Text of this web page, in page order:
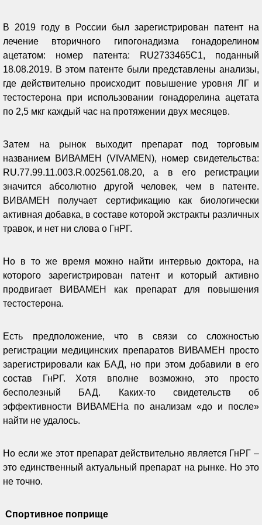
В 2019 году в России был зарегистрирован патент на
лечение вторичного гипогонадизма гонадорелином
ацетатом: номер патента: RU2733465C1, поданный
18.08.2019. В этом патенте были представлены анализы,
где действительно происходит повышение уровня ЛГ и
тестостерона при использовании гонадорелина ацетата
по 2,5 мкг каждый час на протяжении двух месяцев.
Затем на рынок выходит препарат под торговым
названием ВИВАМЕН (VIVAMEN), номер свидетельства:
RU.77.99.11.003.R.002561.08.20, а в его регистрации
значится абсолютно другой человек, чем в патенте.
ВИВАМЕН получает сертификацию как биологически
активная добавка, в составе которой экстракты различных
травок, и нет ни слова о ГнРГ.
Но в то же время можно найти интервью доктора, на
которого зарегистрирован патент и который активно
продвигает ВИВАМЕН как препарат для повышения
тестостерона.
Есть предположение, что в связи со сложностью
регистрации медицинских препаратов ВИВАМЕН просто
зарегистрировали как БАД, но при этом добавили в его
состав ГнРГ. Хотя вполне возможно, это просто
бесполезный БАД. Каких-то свидетельств об
эффективности ВИВАМЕНа по анализам «до и после»
найти не удалось.
Но если же этот препарат действительно является ГнРГ –
это единственный актуальный препарат на рынке. Но это
не точно.
Спортивное поприще